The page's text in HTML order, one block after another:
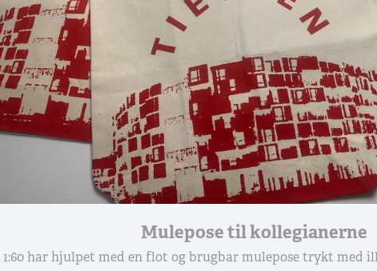
Mulepose til kollegianerne
1:60 har hjulpet med en flot og brugbar mulepose trykt med